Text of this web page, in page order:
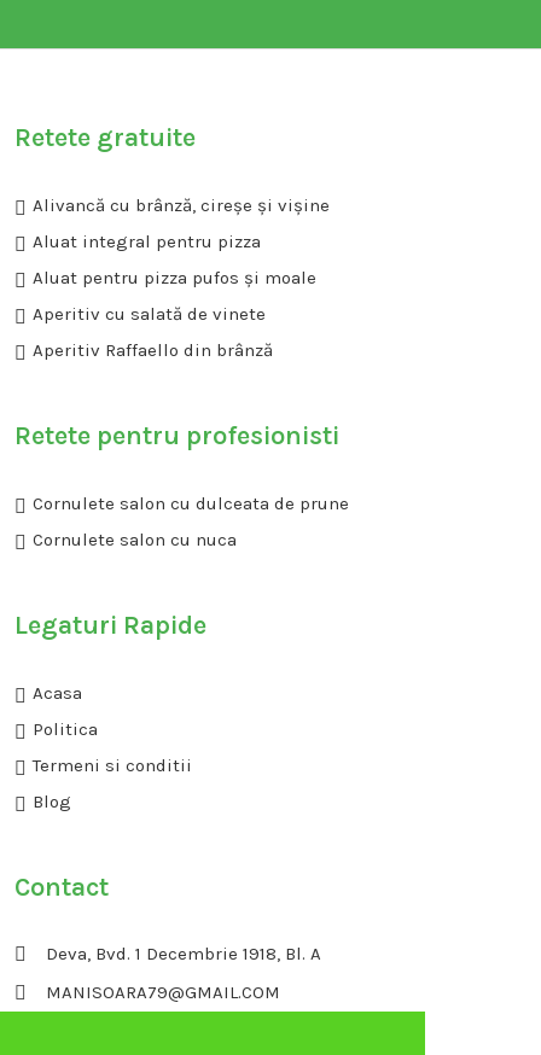
Retete gratuite
Alivancă cu brânză, cireșe și vișine
Aluat integral pentru pizza
Aluat pentru pizza pufos și moale
Aperitiv cu salată de vinete
Aperitiv Raffaello din brânză
Retete pentru profesionisti
Cornulete salon cu dulceata de prune
Cornulete salon cu nuca
Legaturi Rapide
Acasa
Politica
Termeni si conditii
Blog
Contact
Deva, Bvd. 1 Decembrie 1918, Bl. A
MANISOARA79@GMAIL.COM